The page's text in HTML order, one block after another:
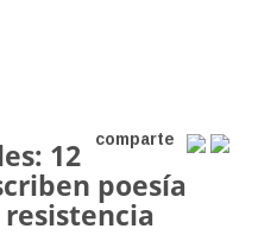
comparte
12
poesía